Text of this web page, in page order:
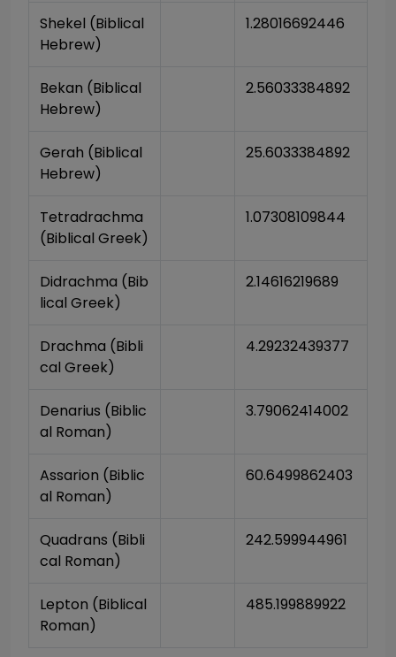
Shekel (Biblical
Hebrew)
1.28016692446
Bekan (Biblical
Hebrew)
2.56033384892
Gerah (Biblical
Hebrew)
25.6033384892
Tetradrachma
(Biblical Greek)
1.07308109844
Didrachma (Bib
lical Greek)
2.14616219689
Drachma (Bibli
cal Greek)
4.29232439377
Denarius (Biblic
al Roman)
3.79062414002
Assarion (Biblic
al Roman)
60.6499862403
Quadrans (Bibli
cal Roman)
242.599944961
Lepton (Biblical
Roman)
485.199889922